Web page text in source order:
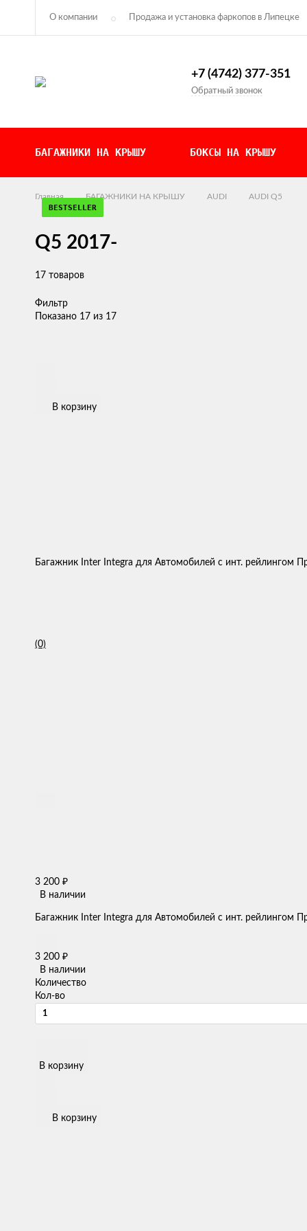
О компании Продажа и установка фаркопов в Липецке
+7 (4742) 377-351
Обратный звонок
БАГАЖНИКИ НА КРЫШУ БОКСЫ НА КРЫШУ
Главная БАГАЖНИКИ НА КРЫШУ AUDI AUDI Q5
Q5 2017-
17 товаров
Фильтр
Показано 17 из 17
ЭКОНОМ
В корзину
Багажник Inter Integra для Автомобилей с инт. рейлингом
(0)
3 200 ₽
В наличии
Багажник Inter Integra для Автомобилей с инт. рейлингом
3 200 ₽
В наличии
Количество
Кол-во
В корзину
ЭКОНОМ
В корзину
ЭКОНОМ
BESTSELLER
BESTSELLER
NEW!
NEW!
BESTSELLER
BESTSELLER